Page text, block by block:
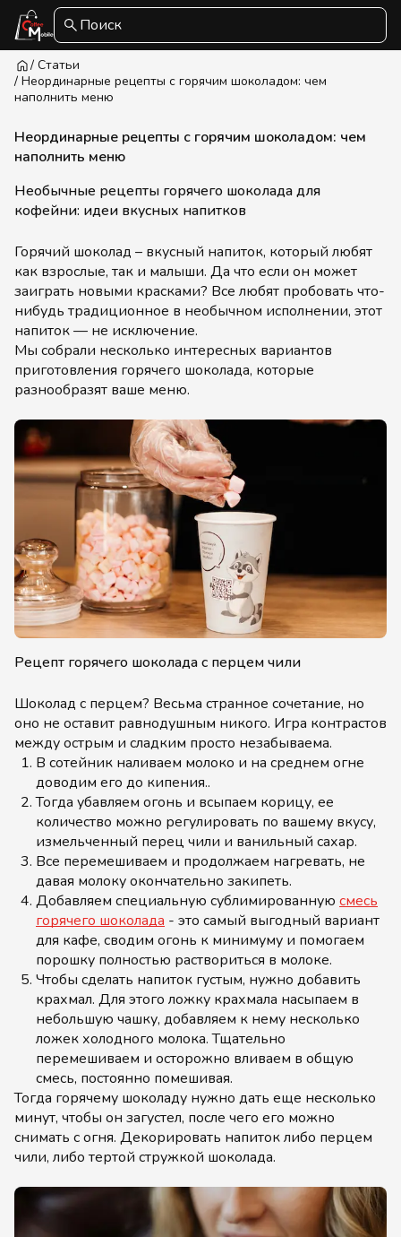
Поиск
/ Статьи
/ Неординарные рецепты с горячим шоколадом: чем
наполнить меню
Неординарные рецепты с горячим шоколадом: чем
наполнить меню
Необычные рецепты горячего шоколада для
кофейни: идеи вкусных напитков
Горячий шоколад – вкусный напиток, который любят
как взрослые, так и малыши. Да что если он может
заиграть новыми красками? Все любят пробовать что-
нибудь традиционное в необычном исполнении, этот
напиток — не исключение.
Мы собрали несколько интересных вариантов
приготовления горячего шоколада, которые
разнообразят ваше меню.
Рецепт горячего шоколада с перцем чили
Шоколад с перцем? Весьма странное сочетание, но
оно не оставит равнодушным никого. Игра контрастов
между острым и сладким просто незабываема.
В сотейник наливаем молоко и на среднем огне
доводим его до кипения..
Тогда убавляем огонь и всыпаем корицу, ее
количество можно регулировать по вашему вкусу,
измельченный перец чили и ванильный сахар.
Все перемешиваем и продолжаем нагревать, не
давая молоку окончательно закипеть.
Добавляем специальную сублимированную смесь
горячего шоколада - это самый выгодный вариант
для кафе, сводим огонь к минимуму и помогаем
порошку полностью раствориться в молоке.
Чтобы сделать напиток густым, нужно добавить
крахмал. Для этого ложку крахмала насыпаем в
небольшую чашку, добавляем к нему несколько
ложек холодного молока. Тщательно
перемешиваем и осторожно вливаем в общую
смесь, постоянно помешивая.
Тогда горячему шоколаду нужно дать еще несколько
минут, чтобы он загустел, после чего его можно
снимать с огня. Декорировать напиток либо перцем
чили, либо тертой стружкой шоколада.